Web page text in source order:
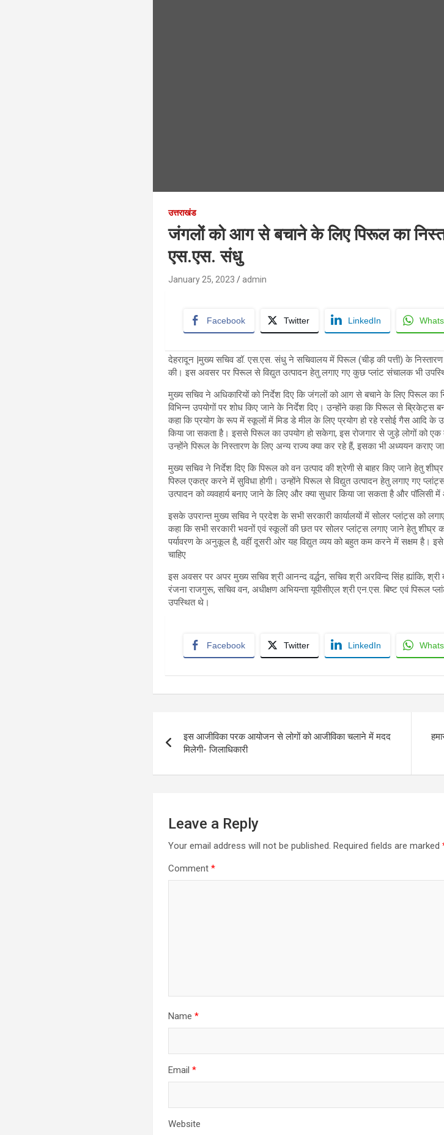
उत्तराखंड
जंगलों को आग से बचाने के लिए पिरूल का
एस.एस. संधु
January 25, 2023 admin
Facebook Twitter LinkedIn
देहरादून |मुख्य सचिव डॉ. एस.एस. संधु ने सचिवालय में पिरूल (चीड़ की पत्ती) के
की। इस अवसर पर पिरूल से विद्युत उत्पादन हेतु लगाए गए कुछ प्लांट संचालक भी
मुख्य सचिव ने अधिकारियों को निर्देश दिए कि जंगलों को आग से बचाने के लिए पिरूल
विभिन्न उपयोगों पर शोध किए जाने के निर्देश दिए। उन्होंने कहा कि पिरूल से
कहा कि प्रयोग के रूप में स्कूलों में मिड डे मील के लिए प्रयोग हो रहे रसोई गैस आदि
किया जा सकता है। इससे पिरूल का उपयोग हो सकेगा, इस रोजगार से जुड़े लोगों को एक
उन्होंने पिरूल के निस्तारण के लिए अन्य राज्य क्या कर रहे हैं, इसका भी अध्ययन कराए
मुख्य सचिव ने निर्देश दिए कि पिरूल को वन उत्पाद की श्रेणी से बाहर किए जाने हेतु
पिरुल एकत्र करने में सुविधा होगी। उन्होंने पिरूल से विद्युत उत्पादन हेतु लगाए गए
उत्पादन को व्यवहार्य बनाए जाने के लिए और क्या सुधार किया जा सकता है और पॉलिसी
इसके उपरान्त मुख्य सचिव ने प्रदेश के सभी सरकारी कार्यालयों में सोलर प्लांट्स को
कहा कि सभी सरकारी भवनों एवं स्कूलों की छत पर सोलर प्लांट्स लगाए जाने हेतु शीघ्र
पर्यावरण के अनुकूल है, वहीं दूसरी ओर यह विद्युत व्यय को बहुत कम करने में सक्षम है।
चाहिए
इस अवसर पर अपर मुख्य सचिव श्री आनन्द वर्द्धन, सचिव श्री अरविन्द सिंह ह्यांकि, श्री
रंजना राजगुरू, सचिव वन, अधीक्षण अभियन्ता यूपीसीएल श्री एन.एस. बिष्ट एवं पिरूल
उपस्थित थे।
Facebook Twitter LinkedIn
navigation
इस आजीविका परक आयोजन से लोगों को आजीविका चलाने में मदद
मिलेगी- जिलाधिकारी
Leave a Reply
Your email address will not be published. Required fields are marked
Comment*
Name*
Email*
Website